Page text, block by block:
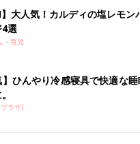
】大人気！カルディの塩レモン
4選
・育児
】ひんやり冷感寝具で快適な
ラザ)